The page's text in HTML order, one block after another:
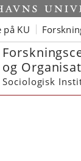
på KU
og
Sociologisk